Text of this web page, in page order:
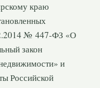
краю
№ 447-ФЗ «О
закон
и
Российской